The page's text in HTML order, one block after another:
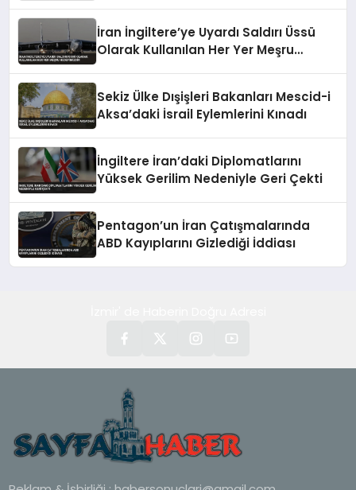
İran İngiltere’ye Uyardı Saldırı Üssü
Olarak Kullanılan Her Yer Meşru
Sekiz Ülke Dışişleri Bakanları Mescid-i
Aksa’daki İsrail Eylemlerini Kınadı
İngiltere İran’daki Diplomatlarını
Yüksek Gerilim Nedeniyle Geri Çekti
Pentagon’un İran Çatışmalarında
ABD Kayıplarını Gizlediği İddiası